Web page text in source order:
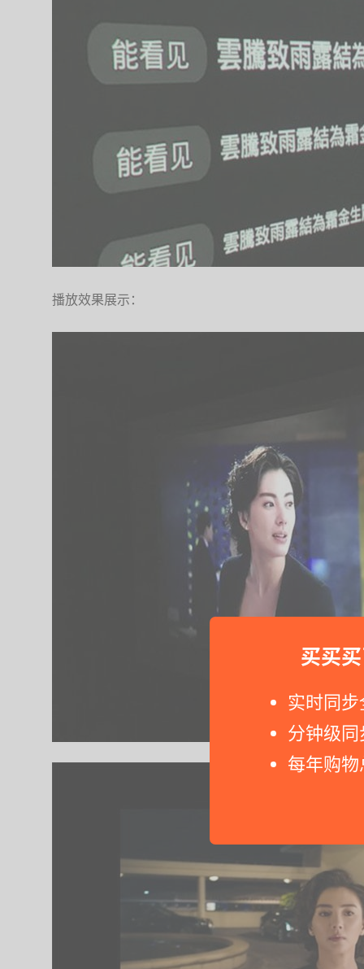
买买
实时同
分钟级
每年购
播放效果展示：